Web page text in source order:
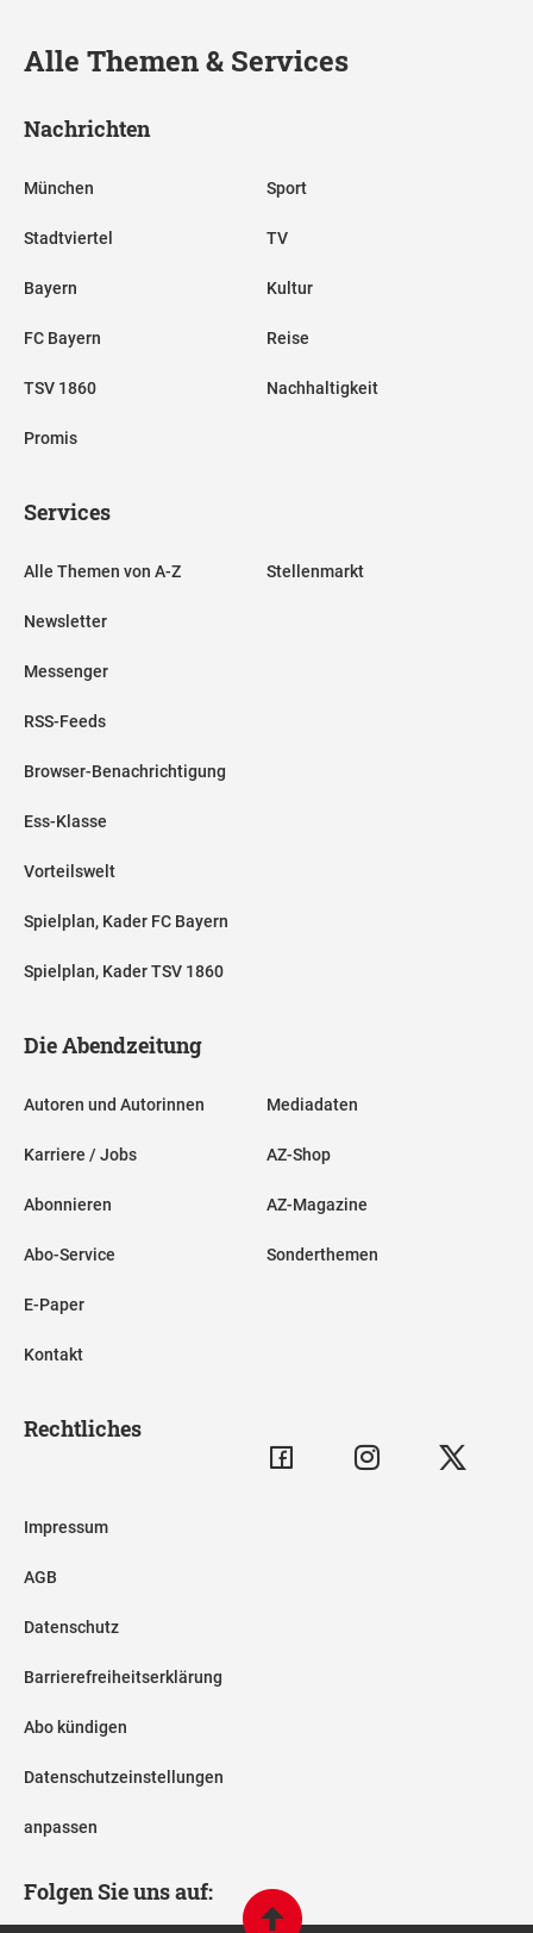
Alle Themen & Services
Nachrichten
München
Stadtviertel
Bayern
FC Bayern
TSV 1860
Promis
Sport
TV
Kultur
Reise
Nachhaltigkeit
Services
Alle Themen von A-Z
Newsletter
Messenger
RSS-Feeds
Browser-Benachrichtigung
Ess-Klasse
Vorteilswelt
Spielplan, Kader FC Bayern
Spielplan, Kader TSV 1860
Stellenmarkt
Die Abendzeitung
Autoren und Autorinnen
Karriere / Jobs
Abonnieren
Abo-Service
E-Paper
Kontakt
Mediadaten
AZ-Shop
AZ-Magazine
Sonderthemen
Rechtliches
Impressum
AGB
Datenschutz
Barrierefreiheitserklärung
Abo kündigen
Datenschutzeinstellungen
anpassen
Folgen Sie uns auf: